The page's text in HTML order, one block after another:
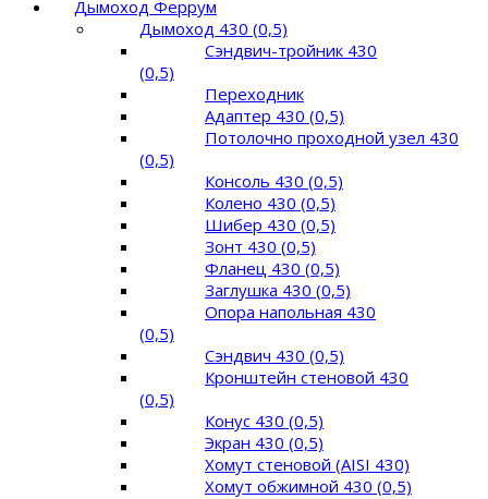
Дымоход Феррум
Дымоход 430 (0,5)
Сэндвич-тройник 430
(0,5)
Переходник
Адаптер 430 (0,5)
Потолочно проходной узел 430
(0,5)
Консоль 430 (0,5)
Колено 430 (0,5)
Шибер 430 (0,5)
Зонт 430 (0,5)
Фланец 430 (0,5)
Заглушка 430 (0,5)
Опора напольная 430
(0,5)
Сэндвич 430 (0,5)
Кронштейн стеновой 430
(0,5)
Конус 430 (0,5)
Экран 430 (0,5)
Хомут стеновой (AISI 430)
Хомут обжимной 430 (0,5)